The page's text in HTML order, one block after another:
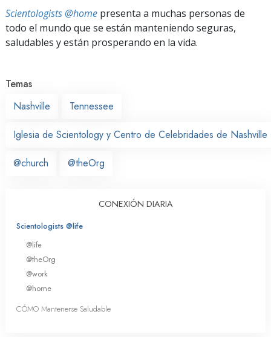
Scientologists @home presenta a muchas personas de
todo el mundo que se están manteniendo seguras,
saludables y están prosperando en la vida.
Temas
Nashville
Tennessee
Iglesia de Scientology y Centro de Celebridades de Nashville
@church @theOrg
CONEXIÓN DIARIA
Scientologists @life
@life
@theOrg
@work
@home
CÓMO Mantenerse Saludable